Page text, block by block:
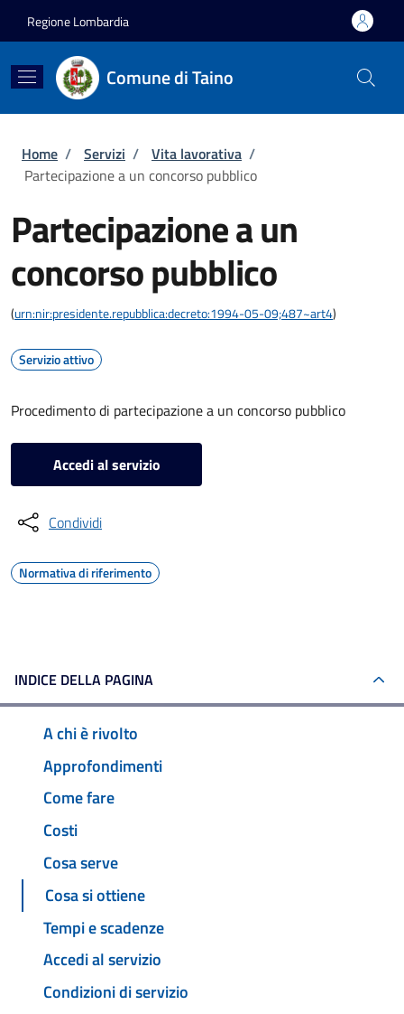
Regione Lombardia
Comune di Taino
Briciole di pane
Home / Servizi / Vita lavorativa /
Partecipazione a un concorso pubblico
Partecipazione a un
concorso pubblico
(urn:nir:presidente.repubblica:decreto:1994-05-09;487~art4)
Servizio attivo
Procedimento di partecipazione a un concorso pubblico
Accedi al servizio
Condividi
Normativa di riferimento
INDICE DELLA PAGINA
A chi è rivolto
Approfondimenti
Come fare
Costi
Cosa serve
Cosa si ottiene
Tempi e scadenze
Accedi al servizio
Condizioni di servizio